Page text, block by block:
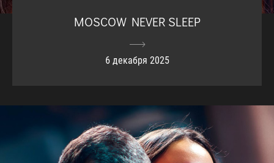
MOSCOW NEVER SLEEP
6 декабря 2025